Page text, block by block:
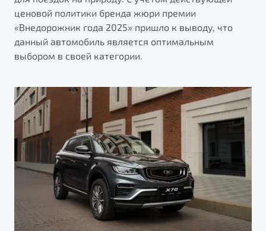
ценовой политики бренда жюри премии
«Внедорожник года 2025» пришло к выводу, что
данный автомобиль является оптимальным
выбором в своей категории.